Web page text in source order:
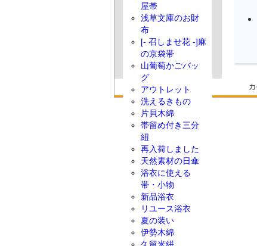
屋帯
浅草文庫のお財
布
[- 召しませ花 -]麻
の京袋帯
山葡萄かごバッ
グ
アウトレット
洗えるきもの
片貝木綿
帯留め付き三分
紐
再入荷しました
天然素材の日傘
浴衣に使える
帯・小物
新品浴衣
リユース浴衣
夏の装い
伊勢木綿